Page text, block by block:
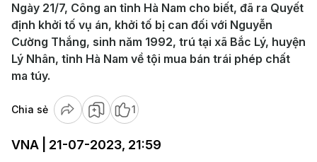
Ngày 21/7, Công an tỉnh Hà Nam cho biết, đã ra Quyết
định khởi tố vụ án, khởi tố bị can đối với Nguyễn
Cường Thắng, sinh năm 1992, trú tại xã Bắc Lý, huyện
Lý Nhân, tỉnh Hà Nam về tội mua bán trái phép chất
ma túy.
Chia sẻ 1
VNA | 21-07-2023, 21:59